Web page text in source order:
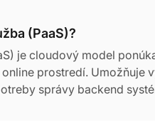
(PaaS)?
je cloudový model
prostredí.
správy backend